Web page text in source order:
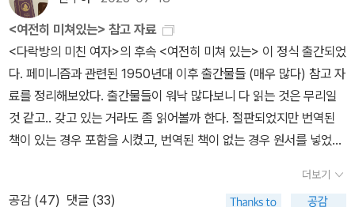
운을 하늘에 맡기고 나에게 모험을 감행하기 시작했다. 그것은 확실
히 모험이었다. 왜냐하면 나조차도 이야기를 듣고 싶지 않을 때가 많
았기 때문에. (-) 수천에 달하는 여성들의 이야기는 대략 같고, 대개
는 그때까지 아무에게도 말하지 않던 것들이다. 이 나라에서 여성들
이 그런 피해를 입지 않고 문제를 해결할 지역이 없다면, 그것을 피할
연령∙인종∙민족집단도 없으며, 또한 <생활양식>⏤그것이 아무리 <정
그런 피해를 입지 않고 문제를 해결할 <생활양식> 집단도 존재하지
않는다. 내가 여기서 요약 제시한 진술은 특별할 것이 없다. 즉 여성들
의적, 그리고 급진 페미니즘적 관점으로 분류하였는데, 이 중 <포르
노그래피>는 그 마지막의 것인 급진 페미니즘적 관점을 대표하는 저
서이다. 그러므로 다소 격앙된 톤의 이 책이 포르노에 대한 전방위적
인 논의 속에서 완전히 균형 감각을 갖추고 있다고 보긴 힘들다. 하지
만, 적어도 포르노의 실제 피해 여성들과의 면담을 통해 그리고 미처
간과되고 있는 포르노의 양상에 대한 폭로를 통해 그 실체를 알리려
는 노력을 참으로 바람직하다. 다시 한번, 비록 이 책을 통해 포르노에
대한 우호적 노선을 완전히 개조하지는 못한다 할 지라도, 여성에 비
했다. 제대로 성취되었다면 반복해 싸울 필요가 없었을 테니 말이
다. 촛불을 들었던 시민들은 광장에 모여 기적을 만들었지만 각자가
집에 돌아갔을 때 그 민주의식은 힘을 잃었을 거라고. 가부장적인 남
편으로, 권위적인 선생님으로, 고압적인 상사로 말이다. 그 이유는 우
리의 민주주의는 사상누각처럼 그 기반이 약했기 때문이다. 그런 교
육을 애초부터 시키지 않기 때문이다. 우리는 사유할 필요 없는 기계
를 만들어내고 있다. -그 대표적인 결과가 의대 쏠림 현상이다.-근본
적으로는 변한 게 없었다. [여전히 미쳐있는]을 읽으며 페미니즘의 거
듭된 물결도 비슷한 이유로 싸움을 계속할 수밖에 없었다는 생각이
<여전히 미쳐있는> 참고 자료
<다락방의 미친 여자>의 후속 <여전히 미쳐 있는> 이 정식 출간되었
다. 페미니즘과 관련된 1950년대 이후 출간물들 (매우 많다) 참고 자
료를 정리해보았다. 출간물들이 워낙 많다보니 다 읽는 것은 무리일
것 같고.. 갖고 있는 거라도 좀 읽어볼까 한다. 절판되었지만 번역된
책이 있는 경우 포함을 시켰고, 번역된 책이 없는 경우 원서를 넣었
되어 있지만 내가 기억하고 싶어서 넣은 것도 있다.대충 훑으면서 봤
더보기
공감 (47) 댓글 (33)